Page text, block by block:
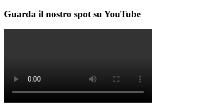
Guarda il nostro spot su YouTube